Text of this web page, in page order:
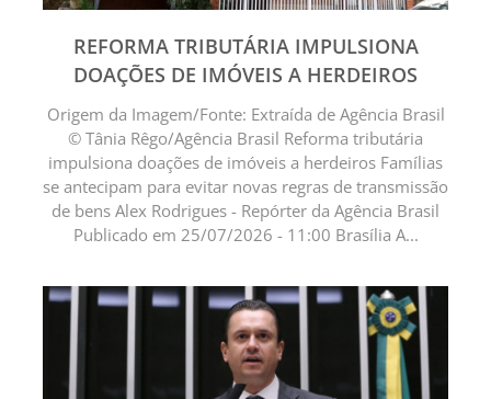
REFORMA TRIBUTÁRIA IMPULSIONA
DOAÇÕES DE IMÓVEIS A HERDEIROS
Origem da Imagem/Fonte: Extraída de Agência Brasil
© Tânia Rêgo/Agência Brasil Reforma tributária
impulsiona doações de imóveis a herdeiros Famílias
se antecipam para evitar novas regras de transmissão
de bens Alex Rodrigues - Repórter da Agência Brasil
Publicado em 25/07/2026 - 11:00 Brasília A...